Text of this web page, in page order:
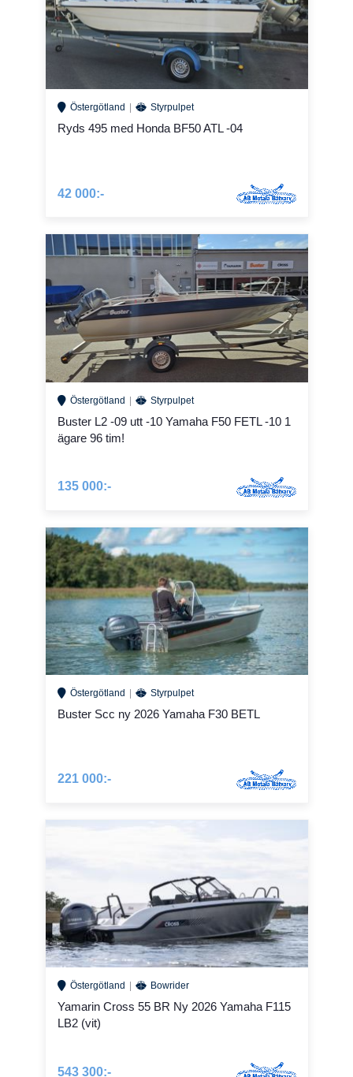
Östergötland Styrpulpet
Ryds 495 med Honda BF50 ATL -04
42 000:-
Östergötland Styrpulpet
Buster L2 -09 utt -10 Yamaha F50 FETL -10 1
ägare 96 tim!
135 000:-
Östergötland Styrpulpet
Buster Scc ny 2026 Yamaha F30 BETL
221 000:-
Östergötland Bowrider
Yamarin Cross 55 BR Ny 2026 Yamaha F115
LB2 (vit)
543 300:-